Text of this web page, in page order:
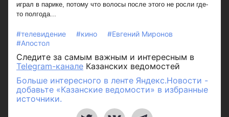
играл в парике, потому что волосы после этого не росли где-
то полгода...
#телевидение #кино
#Евгений Миронов
#Апостол
Следите за самым важным и интересным в
Telegram-канале Казанских ведомостей
Больше интересного в ленте Яндекс.Новости -
добавьте «Казанские ведомости» в избранные
источники.